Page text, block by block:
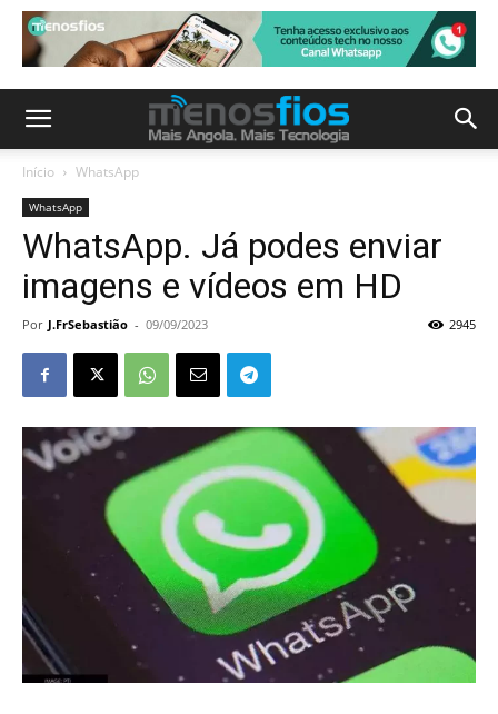
Início WhatsApp
WhatsApp
WhatsApp. Já podes enviar
imagens e vídeos em HD
Por J.FrSebastião - 09/09/2023 2945